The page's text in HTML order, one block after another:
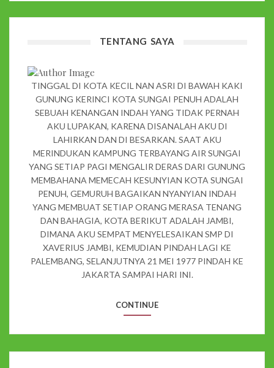
TENTANG SAYA
TINGGAL DI KOTA KECIL NAN ASRI DI BAWAH KAKI
GUNUNG KERINCI KOTA SUNGAI PENUH ADALAH
SEBUAH KENANGAN INDAH YANG TIDAK PERNAH
AKU LUPAKAN, KARENA DISANALAH AKU DI
LAHIRKAN DAN DI BESARKAN. SAAT AKU
MERINDUKAN KAMPUNG TERBAYANG AIR SUNGAI
YANG SETIAP PAGI MENGALIR DERAS DARI GUNUNG
MEMBAHANA MEMECAH KESUNYIAN KOTA SUNGAI
PENUH, GEMURUH BAGAIKAN NYANYIAN INDAH
YANG MEMBUAT SETIAP ORANG MERASA TENANG
DAN BAHAGIA, KOTA BERIKUT ADALAH JAMBI,
DIMANA AKU SEMPAT MENYELESAIKAN SMP DI
XAVERIUS JAMBI, KEMUDIAN PINDAH LAGI KE
PALEMBANG, SELANJUTNYA 21 MEI 1977 PINDAH KE
JAKARTA SAMPAI HARI INI.
CONTINUE